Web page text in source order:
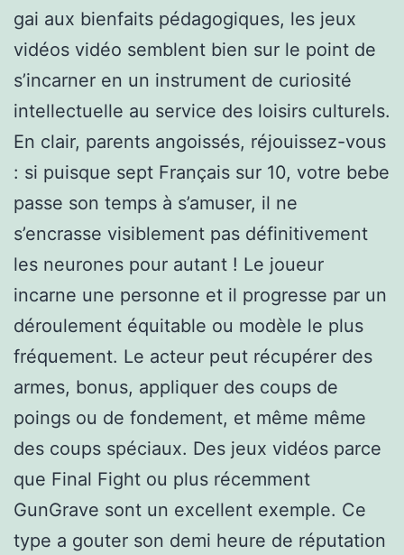
gai aux bienfaits pédagogiques, les jeux
vidéos vidéo semblent bien sur le point de
s’incarner en un instrument de curiosité
intellectuelle au service des loisirs culturels.
En clair, parents angoissés, réjouissez-vous
: si puisque sept Français sur 10, votre bebe
passe son temps à s’amuser, il ne
s’encrasse visiblement pas définitivement
les neurones pour autant ! Le joueur
incarne une personne et il progresse par un
déroulement équitable ou modèle le plus
fréquement. Le acteur peut récupérer des
armes, bonus, appliquer des coups de
poings ou de fondement, et même même
des coups spéciaux. Des jeux vidéos parce
que Final Fight ou plus récemment
GunGrave sont un excellent exemple. Ce
type a gouter son demi heure de réputation